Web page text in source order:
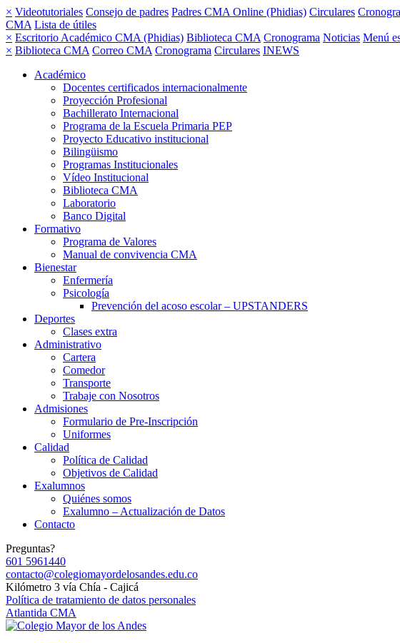
× Videotutoriales Consejo de padres Padres CMA Online (Phidias) Circulares
CMA Lista de útiles
× Escritorio Académico CMA (Phidias) Biblioteca CMA Cronograma Noticias Menú
× Biblioteca CMA Correo CMA Cronograma Circulares INEWS
Académico
Docentes certificados internacionalmente
Proyección Profesional
Bachillerato Internacional
Programa de la Escuela Primaria PEP
Proyecto Educativo institucional
Bilingüismo
Programas Institucionales
Vídeo Institucional
Biblioteca CMA
Laboratorio
Banco Digital
Formativo
Programa de Valores
Manual de convivencia CMA
Bienestar
Enfermería
Psicología
Prevención del acoso escolar – UPSTANDERS
Deportes
Clases extra
Administrativo
Cartera
Comedor
Transporte
Trabaje con Nosotros
Admisiones
Formulario de Pre-Inscripción
Uniformes
Calidad
Política de Calidad
Objetivos de Calidad
Exalumnos
Quiénes somos
Exalumno – Actualización de Datos
Contacto
Preguntas?
601 5961440
contacto@colegiomayordelosandes.edu.co
Kilómetro 3 vía Chía - Cajicá
Política de tratamiento de datos personales
Atlantida CMA